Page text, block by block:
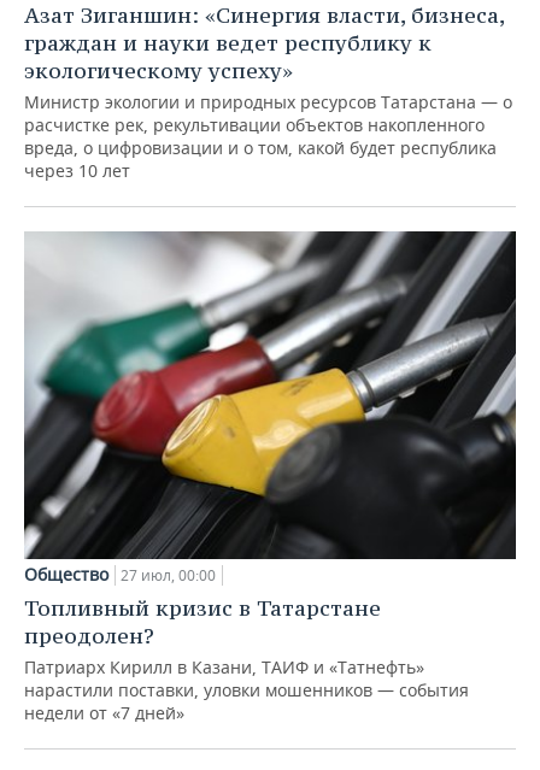
Азат Зиганшин: «Синергия власти, бизнеса,
граждан и науки ведет республику к
экологическому успеху»
Министр экологии и природных ресурсов Татарстана — о
расчистке рек, рекультивации объектов накопленного
вреда, о цифровизации и о том, какой будет республика
через 10 лет
Общество 27 июл, 00:00
Топливный кризис в Татарстане
преодолен?
Патриарх Кирилл в Казани, ТАИФ и «Татнефть»
нарастили поставки, уловки мошенников — события
недели от «7 дней»